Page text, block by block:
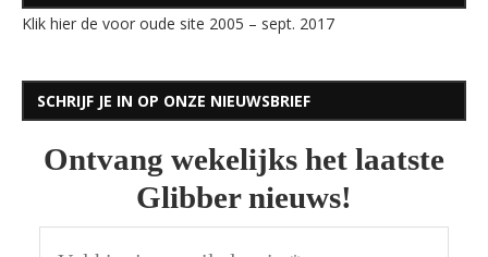
Klik hier de voor oude site 2005 – sept. 2017
SCHRIJF JE IN OP ONZE NIEUWSBRIEF
Ontvang wekelijks het laatste
Glibber nieuws!